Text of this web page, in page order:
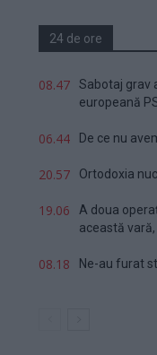
24 de ore
08.47
Sabotaj grav
europeană
06.44 De ce nu
20.57 Ortodoxia
19.06
A doua
această vară,
08.18 Ne-au furat